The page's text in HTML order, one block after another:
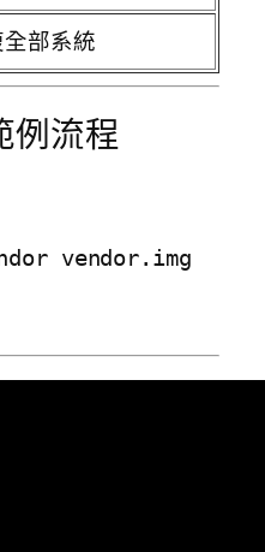
部系統
例流程
vendor.img